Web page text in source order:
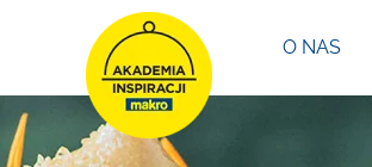
zawartości
O NAS